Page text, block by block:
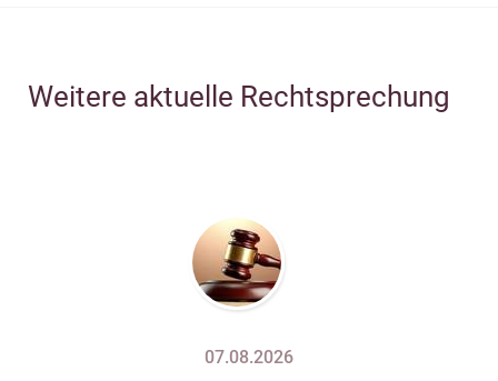
Weitere aktuelle Rechtsprechung
07.08.2026